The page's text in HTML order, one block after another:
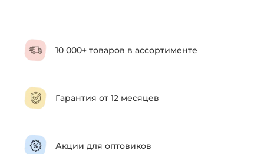
10 000+ товаров в ассортименте
Гарантия от 12 месяцев
Акции для оптовиков